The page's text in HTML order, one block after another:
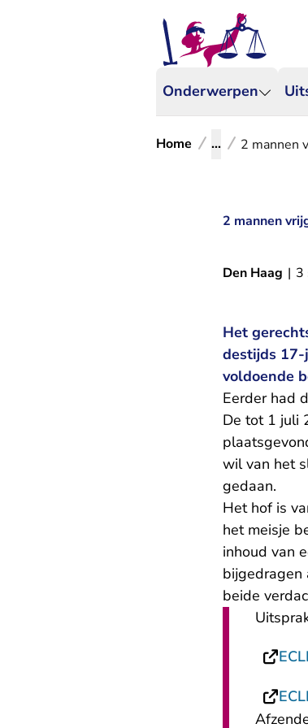
Onderwerpen
Home ... 2 mannen
2 mannen
Den Haag | 3
Het
destijds 17-
voldoende
Eerder had
De tot 1 juli
wil van het
gedaan.
Het hof is
het meisje
inhoud van
bijgedragen
beide